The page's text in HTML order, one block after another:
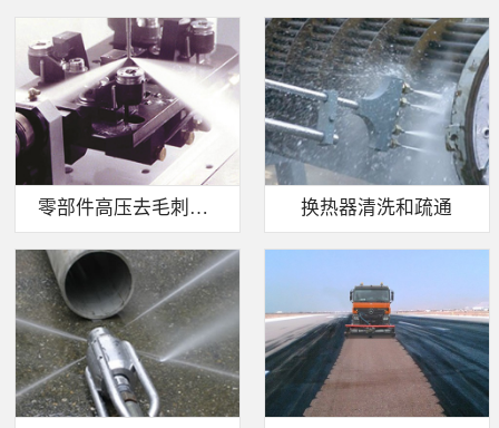
零部件高压去毛刺清洗 换热器清洗和疏通